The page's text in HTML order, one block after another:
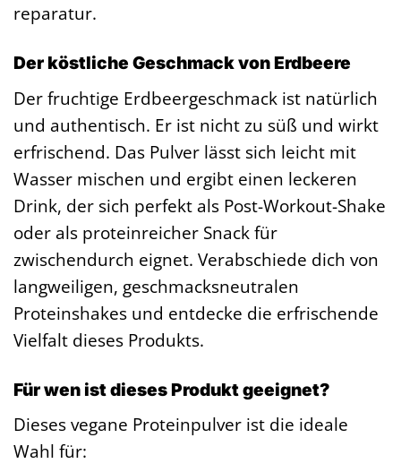
reparatur.
Der köstliche Geschmack von Erdbeere
Der fruchtige Erdbeergeschmack ist natürlich
und authentisch. Er ist nicht zu süß und wirkt
erfrischend. Das Pulver lässt sich leicht mit
Wasser mischen und ergibt einen leckeren
Drink, der sich perfekt als Post-Workout-Shake
oder als proteinreicher Snack für
zwischendurch eignet. Verabschiede dich von
langweiligen, geschmacksneutralen
Proteinshakes und entdecke die erfrischende
Vielfalt dieses Produkts.
Für wen ist dieses Produkt geeignet?
Dieses vegane Proteinpulver ist die ideale
Wahl für: